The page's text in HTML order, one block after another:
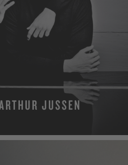
JUSSEN